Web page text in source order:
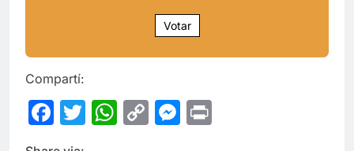
Votar
Compartí:
Facebook
Twitter
WhatsApp
CopyMessenger